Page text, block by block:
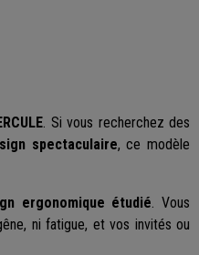
. Si vous recherchez des
spectaculaire, ce modèle
ergonomique étudié. Vous
ni fatigue, et vos invités ou